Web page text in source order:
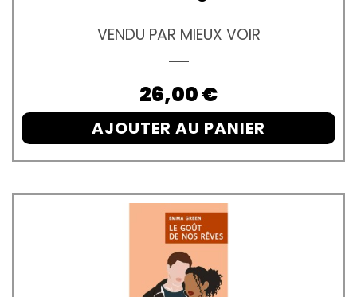
VENDU PAR MIEUX VOIR
Prix
26,00 €
AJOUTER AU PANIER